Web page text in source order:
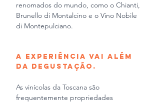
renomados do mundo, como o Chianti,
Brunello di Montalcino e o Vino Nobile
di Montepulciano.
A experiência vai além
da degustação.
As vinícolas da Toscana são
frequentemente propriedades